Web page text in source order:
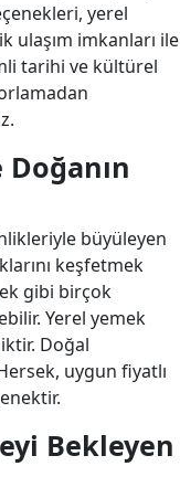
yerel
ulaşım imkanları ile
tarihi ve kültürel
büyüleyen
keşfetmek
gibi birçok
Yerel yemek
Doğal
uygun fiyatlı
Bekleyen